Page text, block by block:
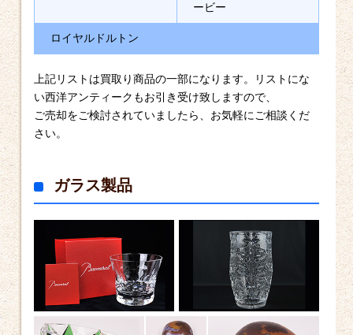
ービー
ロイヤルドルトン
上記リストは買取り商品の一部になります。リストにな
い西洋アンティークもお引き受け致しますので、
ご売却をご検討されていましたら、お気軽にご相談くだ
さい。
ガラス製品